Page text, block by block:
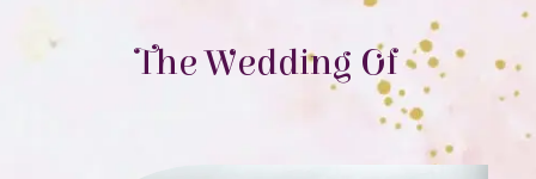
The Wedding Of